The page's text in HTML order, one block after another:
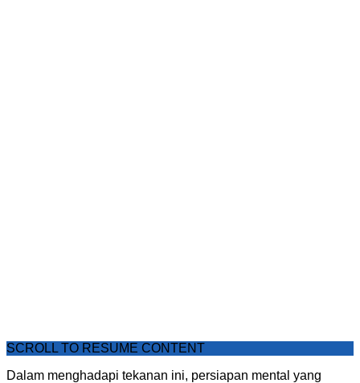
SCROLL TO RESUME CONTENT
Dalam menghadapi tekanan ini, persiapan mental yang